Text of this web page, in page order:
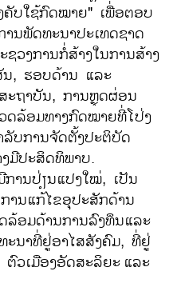
ຄັບໃຊ້ກົດໝາຍ" ເພື່ອຕອບ
ນພັດທະນາປະເທດຊາດ
ວງການກໍ່ສ້າງໃນການສ້າງ
ນ, ຮອບດ້ານ ແລະ
ະຖາບັນ, ການຫຼຸດຜ່ອນ
ດລ້ອມທາງກົດໝາຍທີ່ໂປ່ງ
ລັບການຈັດຕັ້ງປະຕິບັດ
ມີປະສິດທິພາບ.
ານປ່ຽນແປງໃໝ່, ເປັນ
ານແກ້ໄຂອຸປະສັກດ້ານ
ລ້ອມດ້ານການລົງທຶນແລະ
ະນາທີ່ຢູ່ອາໄສສັງຄົມ, ທີ່ຢູ່
ວເມືອງອັດສະລິຍະ ແລະ